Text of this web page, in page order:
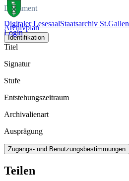
Digitaler LesesaalStaatsarchiv St.Gallen
Login
Dokument
Archivplan
Identifikation
Titel
Signatur
Stufe
Entstehungszeitraum
Archivalienart
Ausprägung
Zugangs- und Benutzungsbestimmungen
Teilen